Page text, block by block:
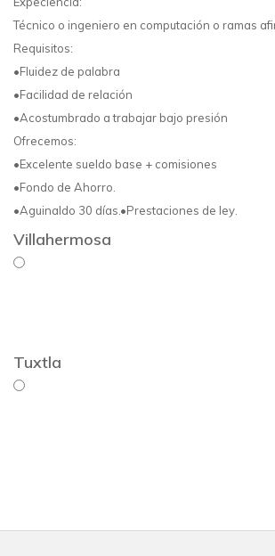
Técnico o ingeniero en computación o ramas
Requisitos:
•Fluidez de palabra
•Facilidad de relación
•Acostumbrado a trabajar bajo presión
Ofrecemos:
•Excelente sueldo base + comisiones
•Fondo de Ahorro.
•Aguinaldo 30 días.•Prestaciones de ley.
Villahermosa
Tuxtla